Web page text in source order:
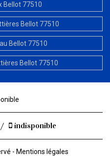
Bellot 77510
Bellot 77510
Bellot 77510
Bellot 77510
/ indisponible
- Mentions légales